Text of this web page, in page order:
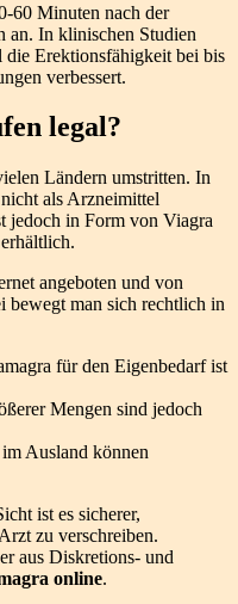
60 Minuten nach der
an. In klinischen Studien
die Erektionsfähigkeit bei bis
verbessert.
legal?
Ländern umstritten. In
als Arzneimittel
jedoch in Form von Viagra
angeboten und von
bewegt man sich rechtlich in
für den Eigenbedarf ist
Mengen sind jedoch
im Ausland können
ist es sicherer,
zu verschreiben.
aus Diskretions- und
online.